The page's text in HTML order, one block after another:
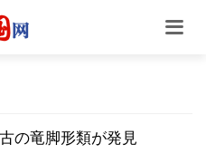
の竜脚形類が発見